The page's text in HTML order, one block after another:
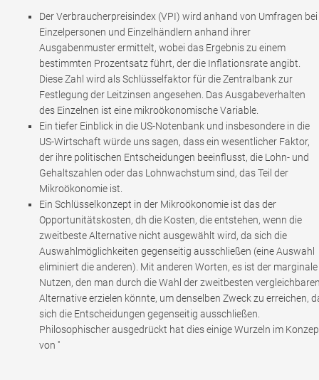
Der Verbraucherpreisindex (VPI) wird anhand von Umfragen bei
Einzelpersonen und Einzelhändlern anhand ihrer
Ausgabenmuster ermittelt, wobei das Ergebnis zu einem
bestimmten Prozentsatz führt, der die Inflationsrate angibt.
Diese Zahl wird als Schlüsselfaktor für die Zentralbank zur
Festlegung der Leitzinsen angesehen. Das Ausgabeverhalten
des Einzelnen ist eine mikroökonomische Variable.
Ein tiefer Einblick in die US-Notenbank und insbesondere in die
US-Wirtschaft würde uns sagen, dass ein wesentlicher Faktor,
der ihre politischen Entscheidungen beeinflusst, die Lohn- und
Gehaltszahlen oder das Lohnwachstum sind, das Teil der
Mikroökonomie ist.
Ein Schlüsselkonzept in der Mikroökonomie ist das der
Opportunitätskosten, dh die Kosten, die entstehen, wenn die
zweitbeste Alternative nicht ausgewählt wird, da sich die
Auswahlmöglichkeiten gegenseitig ausschließen (eine Auswahl
eliminiert die anderen). Mit anderen Worten, es ist der marginale
Nutzen, den man durch die Wahl der zweitbesten
Alternative erzielen könnte, um denselben Zweck zu erreichen,
sich die Entscheidungen gegenseitig ausschließen.
Philosophischer ausgedrückt hat dies einige Wurzeln im
von ''